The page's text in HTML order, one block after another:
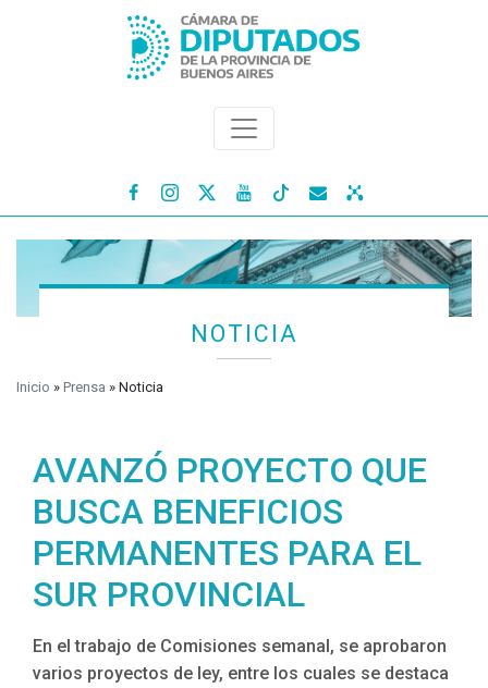
   
NOTICIA
Inicio » Prensa » Noticia
AVANZÓ PROYECTO QUE
BUSCA BENEFICIOS
PERMANENTES PARA EL
SUR PROVINCIAL
En el trabajo de Comisiones semanal, se aprobaron
varios proyectos de ley, entre los cuales se destaca